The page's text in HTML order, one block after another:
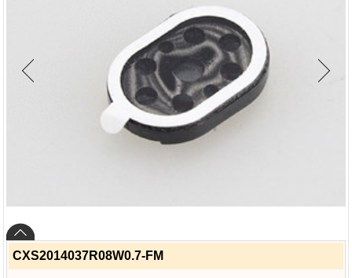
CXS2014037R08W0.7-FM